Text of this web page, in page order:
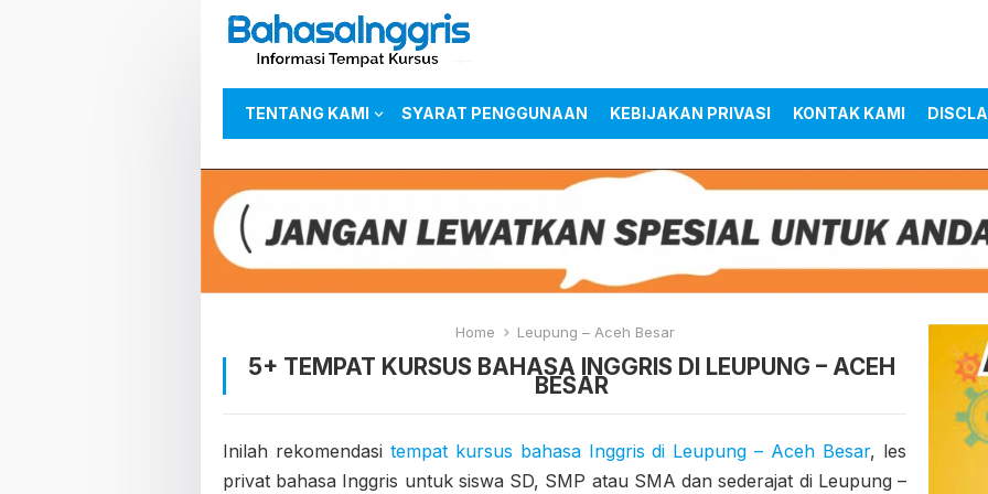
TENTANG KAMI SYARAT PENGGUNAAN KEBIJAKAN PRIVASI KONTAK KAMI
Home Leupung – Aceh Besar
5+ TEMPAT KURSUS BAHASA INGGRIS DI LEUPUNG – ACEH
BESAR
Inilah rekomendasi tempat kursus bahasa Inggris di Leupung – Aceh Besar, les
privat bahasa Inggris untuk siswa SD, SMP atau SMA dan sederajat di Leupung –